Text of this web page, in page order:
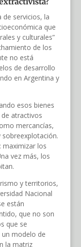
de servicios, la
que
y culturales”
de los
no está
de desarrollo
en Argentina y
esos bienes
atractivos
mercancías,
maximizar los
vez más, los
y territorios,
Nacional
están
que no son
que se
un modelo de
la matriz